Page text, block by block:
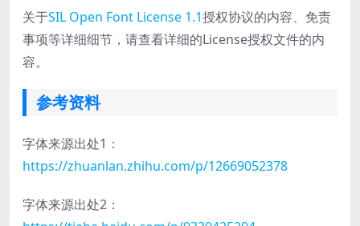
关于SIL Open Font License 1.1授权协议的内容、免责
事项等详细细节，请查看详细的License授权文件的内
容。
参考资料
字体来源出处1：
https://zhuanlan.zhihu.com/p/12669052378
字体来源出处2：